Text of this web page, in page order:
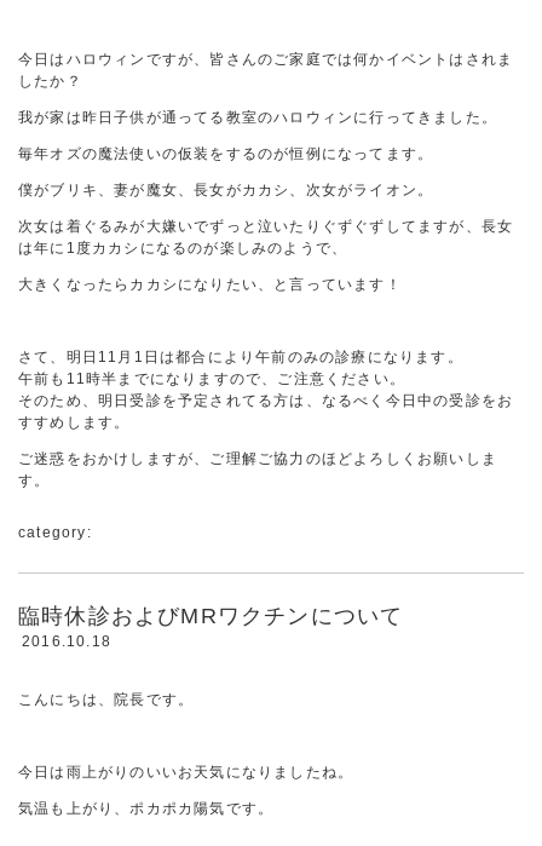
今日はハロウィンですが、皆さんのご家庭では何かイベントはされま
したか？
我が家は昨日子供が通ってる教室のハロウィンに行ってきました。
毎年オズの魔法使いの仮装をするのが恒例になってます。
僕がブリキ、妻が魔女、長女がカカシ、次女がライオン。
次女は着ぐるみが大嫌いでずっと泣いたりぐずぐずしてますが、長女
は年に1度カカシになるのが楽しみのようで、
大きくなったらカカシになりたい、と言っています！
さて、明日11月1日は都合により午前のみの診療になります。
午前も11時半までになりますので、ご注意ください。
そのため、明日受診を予定されてる方は、なるべく今日中の受診をお
すすめします。
ご迷惑をおかけしますが、ご理解ご協力のほどよろしくお願いしま
す。
category:
臨時休診およびMRワクチンについて
2016.10.18
こんにちは、院長です。
今日は雨上がりのいいお天気になりましたね。
気温も上がり、ポカポカ陽気です。